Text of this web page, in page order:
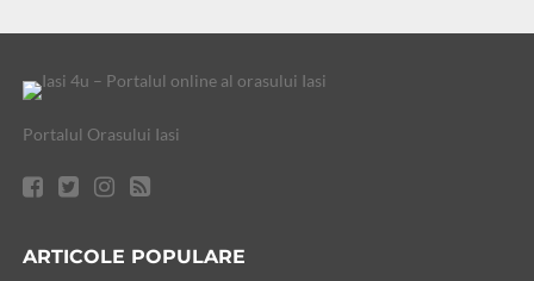
Portalul Orasului Iasi
ARTICOLE POPULARE